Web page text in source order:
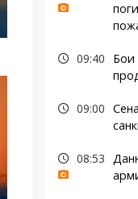
09:40
Бои
09:00
08:53